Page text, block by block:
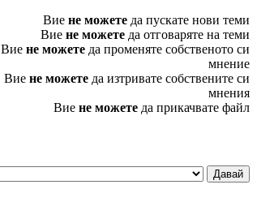
Вие не можете да пускате нови теми
Вие не можете да отговаряте на теми
Вие не можете да променяте собственото си
мнение
Вие не можете да изтривате собствените си
мнения
Вие не можете да прикачвате файл